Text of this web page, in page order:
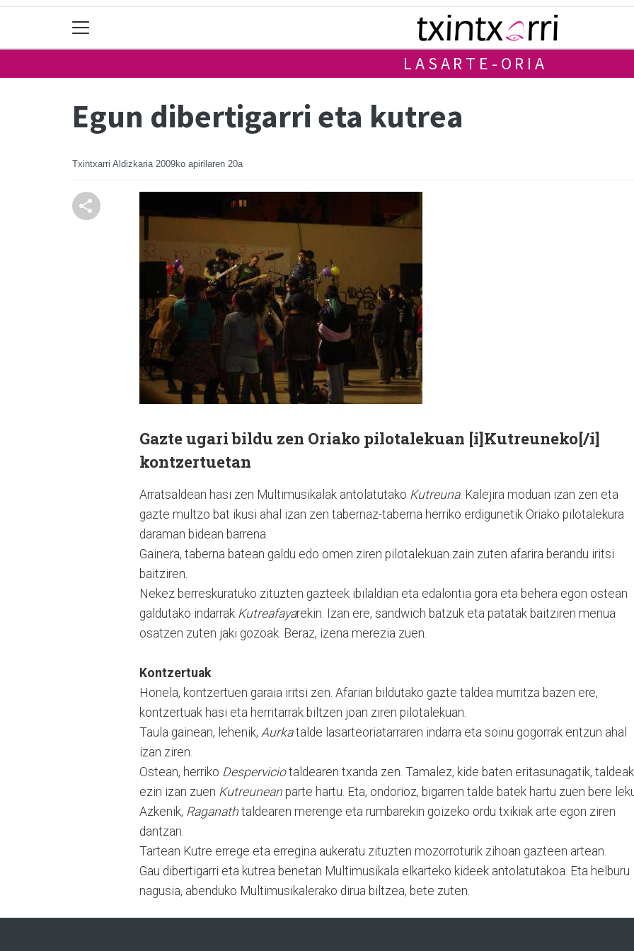
LASARTE-ORIA
Egun dibertigarri eta kutrea
Txintxarri Aldizkaria 2009ko apirilaren 20a
Gazte ugari bildu zen Oriako pilotalekuan [i]Kutreuneko[/i]
kontzertuetan
Arratsaldean hasi zen Multimusikalak antolatutako Kutreuna. Kalejira moduan izan zen eta
gazte multzo bat ikusi ahal izan zen tabernaz-taberna herriko erdigunetik Oriako pilotalekura
daraman bidean barrena.
Gainera, taberna batean galdu edo omen ziren pilotalekuan zain zuten afarira berandu iritsi
baitziren.
Nekez berreskuratuko zituzten gazteek ibilaldian eta edalontia gora eta behera egon ostean
galdutako indarrak Kutreafayarekin. Izan ere, sandwich batzuk eta patatak baitziren menua
osatzen zuten jaki gozoak. Beraz, izena merezia zuen.
Kontzertuak
Honela, kontzertuen garaia iritsi zen. Afarian bildutako gazte taldea murritza bazen ere,
kontzertuak hasi eta herritarrak biltzen joan ziren pilotalekuan.
Taula gainean, lehenik, Aurkatalde lasarteoriatarraren indarra eta soinu gogorrak entzun ahal
izan ziren.
Ostean, herriko Desperviciotaldearen txanda zen. Tamalez, kide baten eritasunagatik, taldeak
ezin izan zuen Kutreunean parte hartu. Eta, ondorioz, bigarren talde batek hartu zuen bere
Azkenik, Raganath taldearen merenge eta rumbarekin goizeko ordu txikiak arte egon ziren
dantzan.
Tartean Kutre errege eta erregina aukeratu zituzten mozorroturik zihoan gazteen artean.
Gau dibertigarri eta kutrea benetan Multimusikala elkarteko kideek antolatutakoa. Eta helburu
nagusia, abenduko Multimusikalerako dirua biltzea, bete zuten.